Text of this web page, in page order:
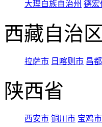
大理白族自治州 德宏
西藏自治区
拉萨市 日喀则市 昌
陕西省
西安市 铜川市 宝鸡市